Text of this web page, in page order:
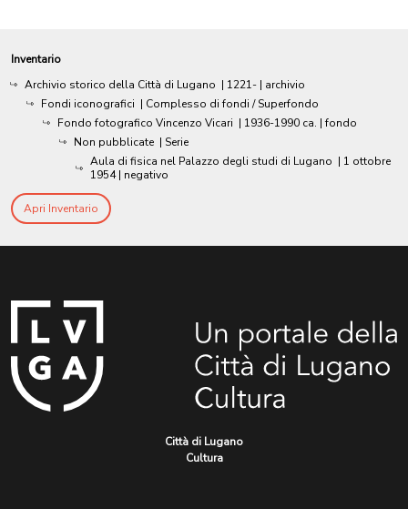
Inventario
Archivio storico della Città di Lugano | 1221- | archivio
Fondi iconografici | Complesso di fondi / Superfondo
Fondo fotografico Vincenzo Vicari | 1936-1990 ca. | fondo
Non pubblicate | Serie
Aula di fisica nel Palazzo degli studi di Lugano | 1 ottobre
1954 | negativo
Apri Inventario
Città di Lugano
Cultura